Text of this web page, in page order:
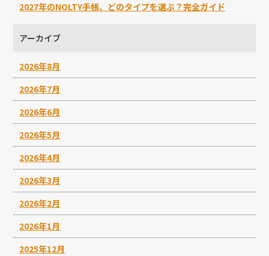
2027年のNOLTY手帳、どのタイプを選ぶ？完全ガイド
アーカイブ
2026年8月
2026年7月
2026年6月
2026年5月
2026年4月
2026年3月
2026年2月
2026年1月
2025年12月